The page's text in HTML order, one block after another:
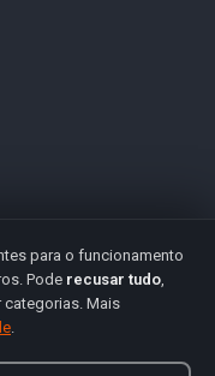
para o funcionamento
Pode recusar tudo,
categorias. Mais
.